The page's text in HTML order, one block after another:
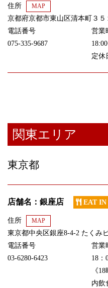
住所 MAP
京都府京都市東山区清本町３
電話番号
075-335-9687
営業
定休
関東エリア
東京都
店舗名：銀座店 EAT IN
住所 MAP
東京都中央区銀座8-4-2 たくみ
電話番号
03-6280-6423
営業
18：
《
内飲